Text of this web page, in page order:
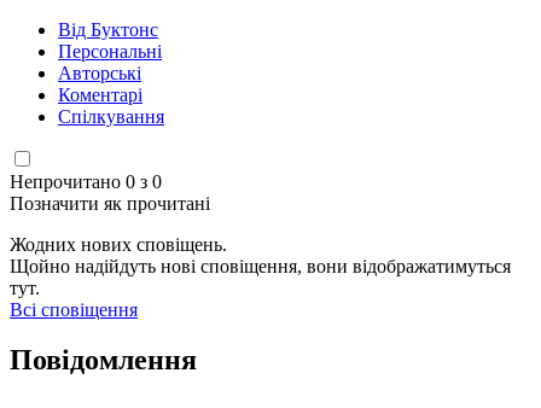
Від Буктонс
Персональні
Авторські
Коментарі
Спілкування
Непрочитано 0 з 0
Позначити як прочитані
Жодних нових сповіщень.
Щойно надійдуть нові сповіщення, вони відображатимуться
тут.
Всі сповіщення
Повідомлення